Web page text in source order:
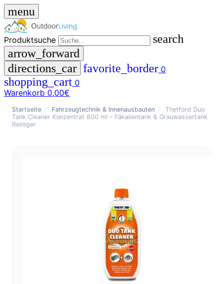
menu
Produktsuche
search
arrow_forward
directions_car favorite_border 0
shopping_cart 0
Warenkorb 0,00€
close
shopping_cart
Warenkorb
Startseite / Fahrzeugtechnik & Innenausbauten /
Thetford Duo
Tank Cleaner Konzentrat 800 ml – Fäkalientank & Grauwassertank
Reiniger